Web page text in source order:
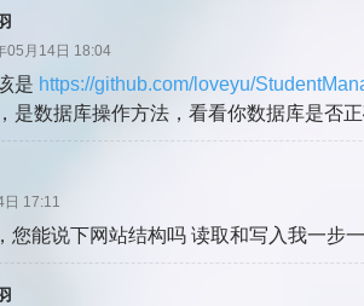
05月14日 18:04
是 https://github.com/loveyu/
是数据库操作方法，看看你数据库是否
17:11
您能说下网站结构吗 读取和写入我一步